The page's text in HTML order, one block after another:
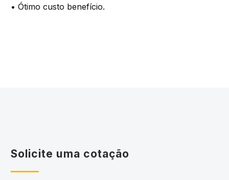
• Ótimo custo benefício.
Solicite uma cotação